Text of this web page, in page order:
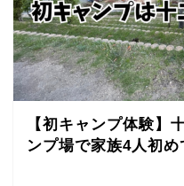
【初キャンプ体験】
ンプ場で家族4人初め